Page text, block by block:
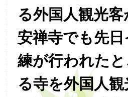
る外国人観光
安禅寺でも先
練が行われた
る寺を外国人